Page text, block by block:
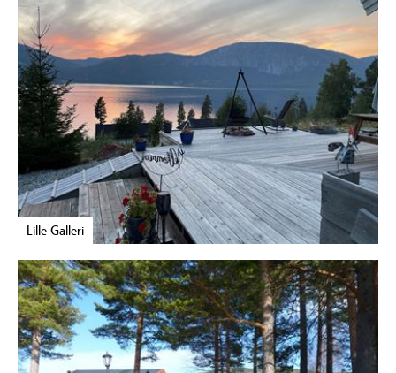
Lille Galleri